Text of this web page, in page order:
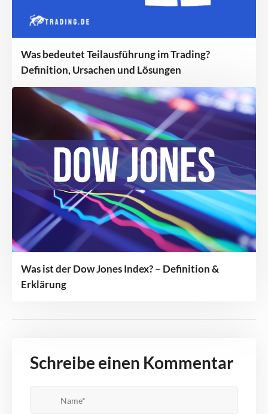
Was bedeutet Teilausführung im Trading?
Definition, Ursachen und Lösungen
Was ist der Dow Jones Index? – Definition &
Erklärung
Schreibe einen Kommentar